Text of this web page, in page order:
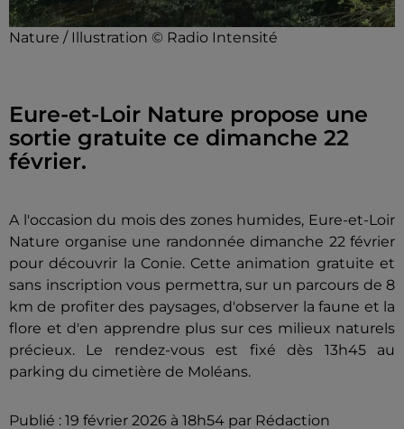
Nature / Illustration © Radio Intensité
Eure-et-Loir Nature propose une
sortie gratuite ce dimanche 22
février.
A l'occasion du mois des zones humides, Eure-et-Loir
Nature organise une randonnée dimanche 22 février
pour découvrir la Conie. Cette animation gratuite et
sans inscription vous permettra, sur un parcours de 8
km de profiter des paysages, d'observer la faune et la
flore et d'en apprendre plus sur ces milieux naturels
précieux. Le rendez-vous est fixé dès 13h45 au
parking du cimetière de Moléans.
Publié : 19 février 2026 à 18h54 par Rédaction